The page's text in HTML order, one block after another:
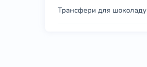
Трансфери для шоколаду